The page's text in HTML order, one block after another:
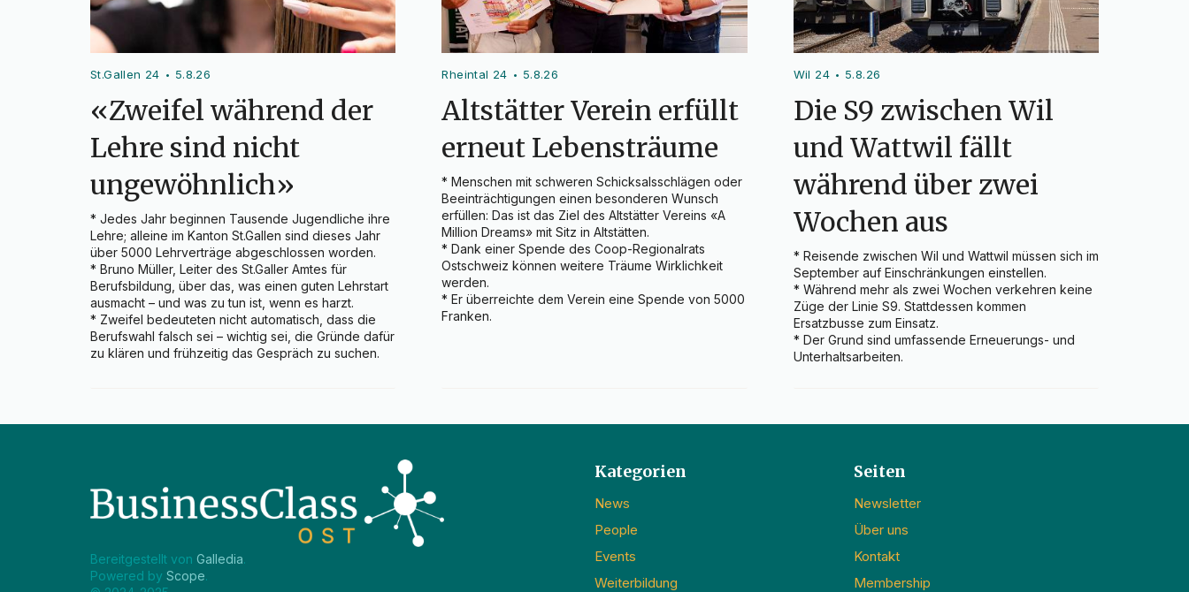
St.Gallen 24 • 5.8.26
«Zweifel während der
Lehre sind nicht
ungewöhnlich»
* Jedes Jahr beginnen Tausende Jugendliche ihre
Lehre; alleine im Kanton St.Gallen sind dieses Jahr
über 5000 Lehrverträge abgeschlossen worden.
* Bruno Müller, Leiter des St.Galler Amtes für
Berufsbildung, über das, was einen guten Lehrstart
ausmacht – und was zu tun ist, wenn es harzt.
* Zweifel bedeuteten nicht automatisch, dass die
Berufswahl falsch sei – wichtig sei, die Gründe dafür
zu klären und frühzeitig das Gespräch zu suchen.
Rheintal 24 • 5.8.26
Altstätter Verein erfüllt
erneut Lebensträume
* Menschen mit schweren Schicksalsschlägen oder
Beeinträchtigungen einen besonderen Wunsch
erfüllen: Das ist das Ziel des Altstätter Vereins «A
Million Dreams» mit Sitz in Altstätten.
* Dank einer Spende des Coop-Regionalrats
Ostschweiz können weitere Träume Wirklichkeit
werden.
* Er überreichte dem Verein eine Spende von 5000
Franken.
Wil 24 • 5.8.26
Die S9 zwischen Wil
und Wattwil fällt
während über zwei
Wochen aus
* Reisende zwischen Wil und Wattwil müssen sich im
September auf Einschränkungen einstellen.
* Während mehr als zwei Wochen verkehren keine
Züge der Linie S9. Stattdessen kommen
Ersatzbusse zum Einsatz.
* Der Grund sind umfassende Erneuerungs- und
Unterhaltsarbeiten.
Bereitgestellt von Galledia.
Powered by Scope.
Kategorien
News
People
Events
Weiterbildung
Seiten
Newsletter
Über uns
Kontakt
Membership